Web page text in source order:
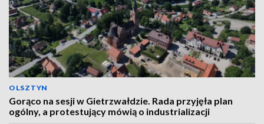
OLSZTYN
Gorąco na sesji w Gietrzwałdzie. Rada przyjęła plan
ogólny, a protestujący mówią o industrializacji